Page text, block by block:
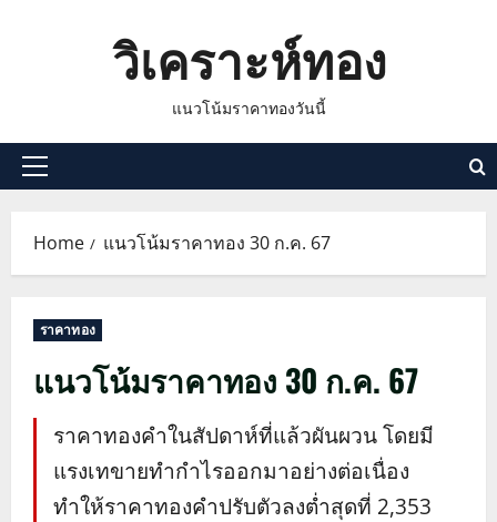
วิเคราะห์ทอง
แนวโน้มราคาทองวันนี้
Primary
Home แนวโน้มราคาทอง 30 ก.ค. 67
ราคาทอง
แนวโน้มราคาทอง 30 ก.ค. 67
ราคาทองคำในสัปดาห์ที่แล้วผันผวน โดยมี
แรงเทขายทำกำไรออกมาอย่างต่อเนื่อง
ทำให้ราคาทองคำปรับตัวลงต่ำสุดที่ 2,353